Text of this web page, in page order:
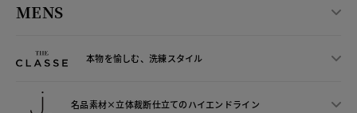
MENS
本物を愉しむ、洗練スタイル
名品素材×立体裁断仕立てのハイエンドライン